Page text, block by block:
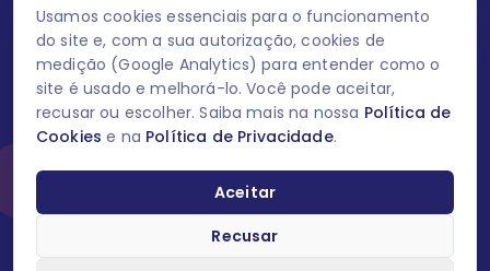
Usamos cookies essenciais para o funcionamento
do site e, com a sua autorização, cookies de
medição (Google Analytics) para entender como o
site é usado e melhorá-lo. Você pode aceitar,
recusar ou escolher. Saiba mais na nossa Política de
Cookies e na Política de Privacidade.
Aceitar
Recusar
Se estiver no programa semprecuidando, comunique aquiuma
reação adversa com os produtos Servier. Este site contém
informações para o público leigo e para os profissionais de saúde
do Brasil habilitados a prescrever medicamentos. M-AS ONE-BR-
202606-00013 / Agosto 2026.
O laboratório Servier do Brasil respeita os seus dados! Caso deseje
dados pessoais você pode fazê-lo a qualquer momento entrando
em contato através do site www.semprecuidando.com.br na opção
fale conosco.